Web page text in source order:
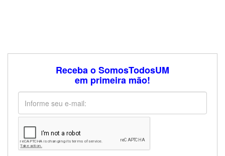
Receba o SomosTodosUM
em primeira mão!